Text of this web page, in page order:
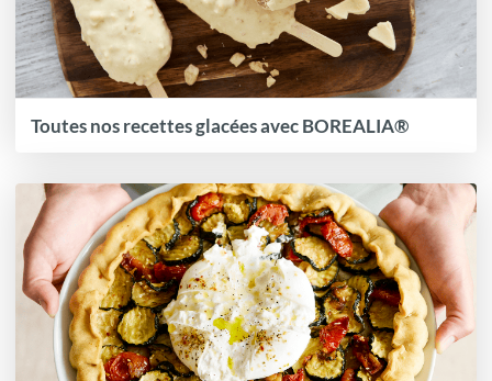
Toutes nos recettes glacées avec BOREALIA®